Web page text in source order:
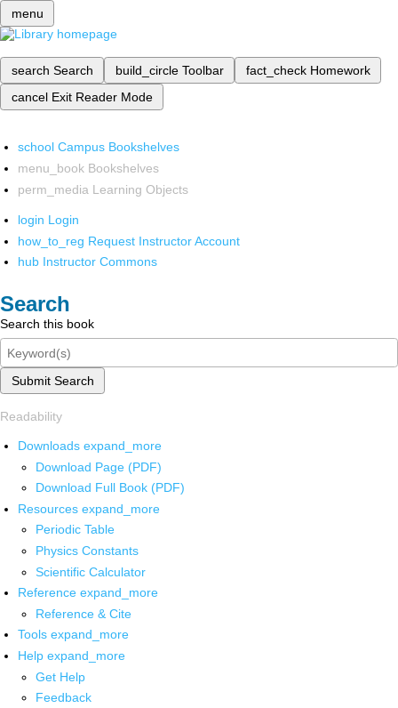
menu
search Search build_circle Toolbar fact_check Homework
cancel Exit Reader Mode
school Campus Bookshelves
menu_book Bookshelves
perm_media Learning Objects
login Login
how_to_reg Request Instructor Account
hub Instructor Commons
Search
Search this book
Submit Search
Readability
Downloads expand_more
Download Page (PDF)
Download Full Book (PDF)
Resources expand_more
Periodic Table
Physics Constants
Scientific Calculator
Reference expand_more
Reference & Cite
Tools expand_more
Help expand_more
Get Help
Feedback